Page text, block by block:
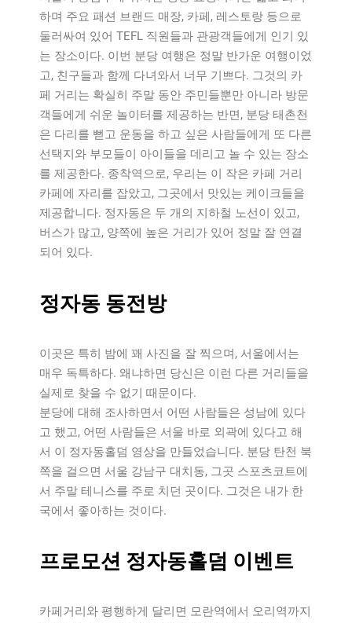
하며 주요 패션 브랜드 매장, 카페, 레스토랑 등으로
둘러싸여 있어 TEFL 직원들과 관광객들에게 인기 있
는 장소이다. 이번 분당 여행은 정말 반가운 여행이었
고, 친구들과 함께 다녀와서 너무 기쁘다. 그것의 카
페 거리는 확실히 주말 동안 주민들뿐만 아니라 방문
객들에게 쉬운 놀이터를 제공하는 반면, 분당 태촌천
은 다리를 뻗고 운동을 하고 싶은 사람들에게 또 다른
선택지와 부모들이 아이들을 데리고 놀 수 있는 장소
를 제공한다. 종착역으로, 우리는 이 작은 카페 거리
카페에 자리를 잡았고, 그곳에서 맛있는 케이크들을
제공합니다. 정자동은 두 개의 지하철 노선이 있고,
버스가 많고, 양쪽에 높은 거리가 있어 정말 잘 연결
되어 있다.
정자동 동전방
이곳은 특히 밤에 꽤 사진을 잘 찍으며, 서울에서는
매우 독특하다. 왜냐하면 당신은 이런 다른 거리들을
실제로 찾을 수 없기 때문이다.
분당에 대해 조사하면서 어떤 사람들은 성남에 있다
고 했고, 어떤 사람들은 서울 바로 외곽에 있다고 해
서 이 정자동홀덤 영상을 만들었습니다. 분당 탄천 북
쪽을 걸으면 서울 강남구 대치동, 그곳 스포츠코트에
서 주말 테니스를 주로 치던 곳이다. 그것은 내가 한
국에서 좋아하는 것이다.
프로모션 정자동홀덤 이벤트
카페거리와 평행하게 달리면 모란역에서 오리역까지